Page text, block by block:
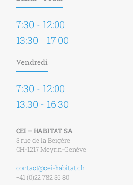
7:30 - 12:00
13:30 - 17:00
Vendredi
7:30 - 12:00
13:30 - 16:30
CEI – HABITAT SA
3 rue de la Bergère
CH-1217 Meyrin-Genève
contact@cei-habitat.ch
+41 (0)22 782 35 80